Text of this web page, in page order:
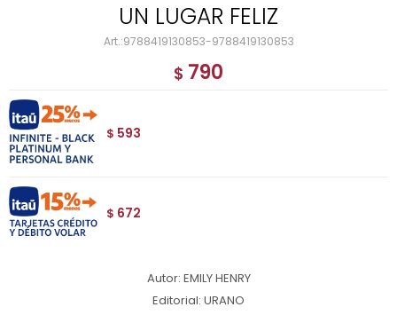
UN LUGAR FELIZ
9788419130853-9788419130853
$ 790
$ 593
$ 672
Autor: EMILY HENRY
Editorial: URANO